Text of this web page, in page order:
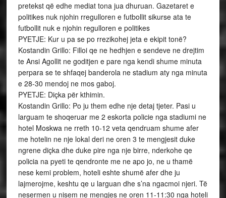
pretekst që edhe mediat tona jua dhuruan. Gazetaret e
politikes nuk njohin rregulloren e futbollit sikurse ata te
futbollit nuk e njohin regulloren e politikes
PYETJE: Kur u pa se po rrezikohej jeta e ekipit tonë?
Kostandin Grillo: Filloi qe ne hedhjen e sendeve ne drejtim
te Ansi Agollit ne goditjen e pare nga kendi shume minuta
perpara se te shfaqej banderola ne stadium aty nga minuta
e 28-30 mendoj ne mos gaboj.
PYETJE: Diçka për kthimin.
Kostandin Grillo: Po ju them edhe nje detaj tjeter. Pasi u
larguam te shoqeruar me 2 eskorta policie nga stadiumi ne
hotel Moskwa ne rreth 10-12 veta qendruam shume afer
me hotelin ne nje lokal deri ne oren 3 te mengjesit duke
ngrene diçka dhe duke pire nga nje birre, nderkohe qe
policia na pyeti te qendronte me ne apo jo, ne u thamë
nese kemi problem, hoteli eshte shumë afer dhe ju
lajmerojme, keshtu qe u larguan dhe s’na ngacmoi njeri. Të
nesermen u nisem ne mengjes ne oren 11-11:30 nga hoteli